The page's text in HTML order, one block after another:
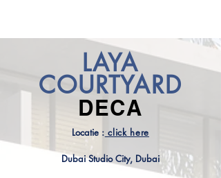
LAYA
COURTYARD
DECA
Locatie : click here
Dubai Studio City, Dubai